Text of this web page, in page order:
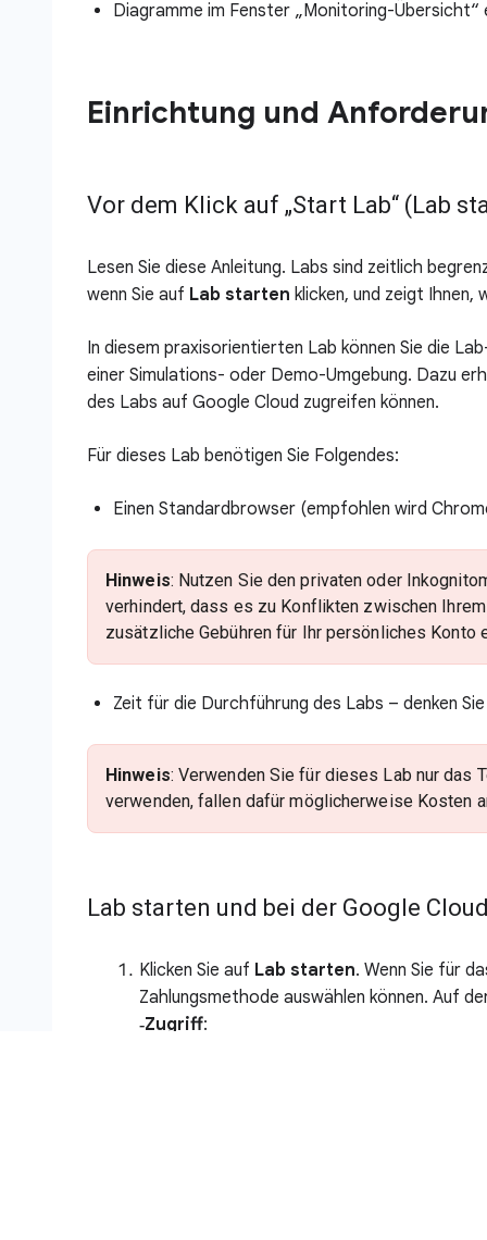
Diagramme im Fenster „Monitoring-Übersicht“
Einrichtung und
Vor dem Klick auf „Start Lab“ (Lab
Lesen Sie diese Anleitung. Labs sind zeitlich
wenn Sie auf Lab starten klicken, und zeigt
In diesem praxisorientierten Lab können Sie die
einer Simulations- oder Demo-Umgebung. Dazu
des Labs auf Google Cloud zugreifen können.
Für dieses Lab benötigen Sie Folgendes:
Einen Standardbrowser (empfohlen wird
Hinweis: Nutzen Sie den privaten oder
verhindert, dass es zu Konflikten zwischen
zusätzliche Gebühren für Ihr persönliches Konto
Zeit für die Durchführung des Labs – denken
Hinweis: Verwenden Sie für dieses Lab nur das
verwenden, fallen dafür möglicherweise Kosten
Lab starten und bei der Google
Klicken Sie auf Lab starten. Wenn Sie für
Zahlungsmethode auswählen können. Auf
‑Zugriff: